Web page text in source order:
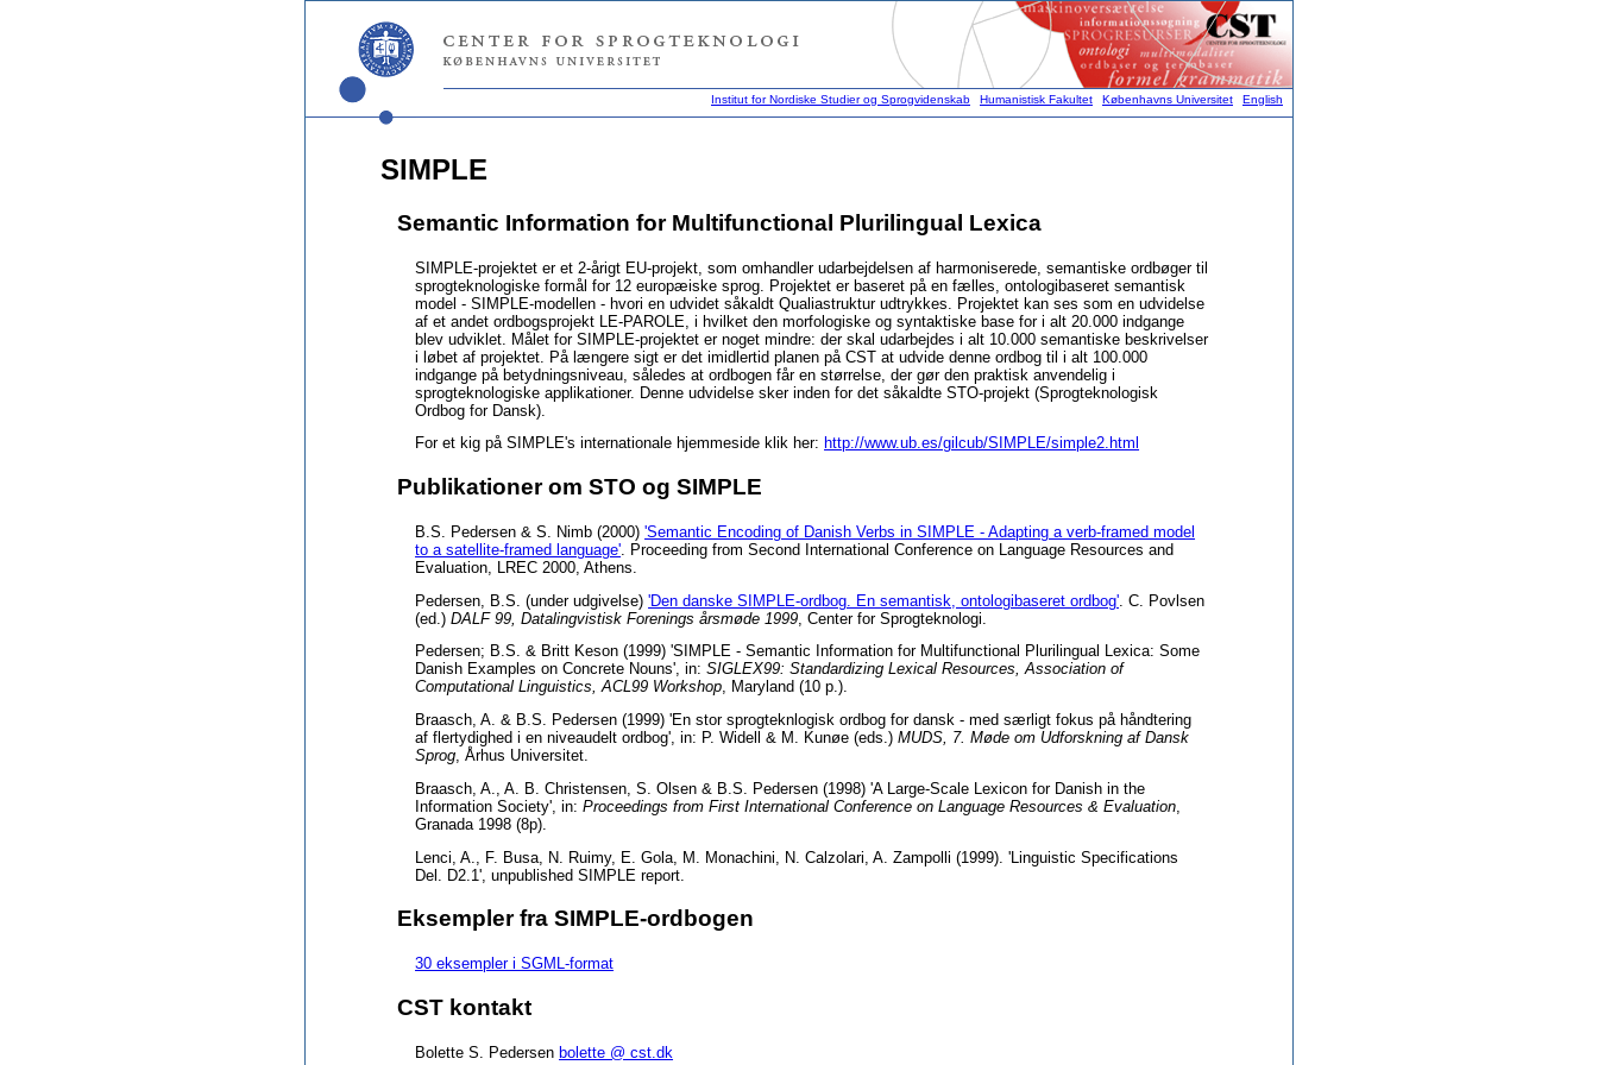
Institut for Nordiske Studier og Sprogvidenskab Humanistisk Fakultet Københavns Universitet English
SIMPLE
Semantic Information for Multifunctional Plurilingual Lexica
SIMPLE-projektet er et 2-årigt EU-projekt, som omhandler udarbejdelsen af harmoniserede, semantiske ordbøger til
sprogteknologiske formål for 12 europæiske sprog. Projektet er baseret på en fælles, ontologibaseret semantisk
model - SIMPLE-modellen - hvori en udvidet såkaldt Qualiastruktur udtrykkes. Projektet kan ses som en udvidelse
af et andet ordbogsprojekt LE-PAROLE, i hvilket den morfologiske og syntaktiske base for i alt 20.000 indgange
blev udviklet. Målet for SIMPLE-projektet er noget mindre: der skal udarbejdes i alt 10.000 semantiske beskrivelser
i løbet af projektet. På længere sigt er det imidlertid planen på CST at udvide denne ordbog til i alt 100.000
indgange på betydningsniveau, således at ordbogen får en størrelse, der gør den praktisk anvendelig i
sprogteknologiske applikationer. Denne udvidelse sker inden for det såkaldte STO-projekt (Sprogteknologisk
Ordbog for Dansk).
For et kig på SIMPLE's internationale hjemmeside klik her: http://www.ub.es/gilcub/SIMPLE/simple2.html
Publikationer om STO og SIMPLE
B.S. Pedersen & S. Nimb (2000)'Semantic Encoding of Danish Verbs in SIMPLE - Adapting a verb-framed model
to a satellite-framed language' . Proceeding from Second International Conference on Language Resources and
Evaluation, LREC 2000, Athens.
Pedersen, B.S. (under udgivelse)'Den danske SIMPLE-ordbog. En semantisk, ontologibaseret ordbog' . C. Povlsen
(ed.)DALF 99, Datalingvistisk Forenings årsmøde 1999 , Center for Sprogteknologi.
Pedersen; B.S. & Britt Keson (1999) 'SIMPLE - Semantic Information for Multifunctional Plurilingual Lexica: Some
Danish Examples on Concrete Nouns', in:SIGLEX99: Standardizing Lexical Resources, Association of
Computational Linguistics, ACL99 Workshop, Maryland (10 p.).
Braasch, A. & B.S. Pedersen (1999) 'En stor sprogteknlogisk ordbog for dansk - med særligt fokus på håndtering
af flertydighed i en niveaudelt ordbog', in: P. Widell & M. Kunøe (eds.)MUDS, 7. Møde om Udforskning af Dansk
Sprog, Århus Universitet.
Braasch, A., A. B. Christensen, S. Olsen & B.S. Pedersen (1998) 'A Large-Scale Lexicon for Danish in the
Information Society', in:Proceedings from First International Conference on Language Resources & Evaluation
Granada 1998 (8p).
Lenci, A., F. Busa, N. Ruimy, E. Gola, M. Monachini, N. Calzolari, A. Zampolli (1999). 'Linguistic Specifications
Del. D2.1', unpublished SIMPLE report.
Eksempler fra SIMPLE-ordbogen
30 eksempler i SGML-format
CST kontakt
Bolette S. Pedersenbolette @ cst.dk